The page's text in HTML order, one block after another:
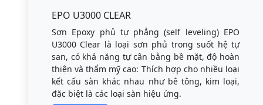
EPO U3000 CLEAR
Sơn Epoxy phủ tự phẳng (self leveling) EPO
U3000 Clear là loại sơn phủ trong suốt hệ tự
san, có khả năng tự cân bằng bề mặt, độ hoàn
thiện và thẩm mỹ cao: Thích hợp cho nhiều loại
kết cấu sàn khác nhau như bê tông, kim loại,
đặc biệt là các loại sàn hiệu ứng.